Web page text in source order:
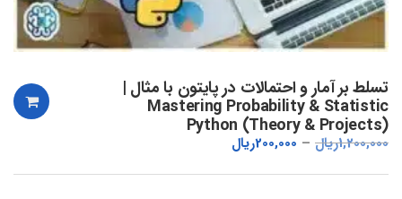
تسلط بر آمار و احتمالات در پایتون با مثال |
Mastering Probability & Statistic
Python (Theory & Projects)
1,200,000ریال 200,000ریال